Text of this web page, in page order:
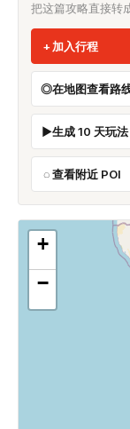
把这篇攻略直接转
加入行程
在地图查看路
生成 10 天玩法
查看附近 POI
+
−